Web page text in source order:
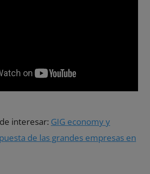
interesar: GIG economy y
de las grandes empresas en